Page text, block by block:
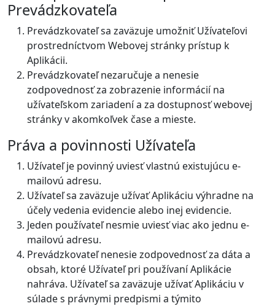
Prevádzkovateľa
Prevádzkovateľ sa zaväzuje umožniť Užívateľovi
prostredníctvom Webovej stránky prístup k
Aplikácii.
Prevádzkovateľ nezaručuje a nenesie
zodpovednosť za zobrazenie informácií na
užívateľskom zariadení a za dostupnosť webovej
stránky v akomkoľvek čase a mieste.
Práva a povinnosti Užívateľa
Užívateľ je povinný uviesť vlastnú existujúcu e-
mailovú adresu.
Užívateľ sa zaväzuje užívať Aplikáciu výhradne na
účely vedenia evidencie alebo inej evidencie.
Jeden používateľ nesmie uviesť viac ako jednu e-
mailovú adresu.
Prevádzkovateľ nenesie zodpovednosť za dáta a
obsah, ktoré Užívateľ pri používaní Aplikácie
nahráva. Užívateľ sa zaväzuje užívať Aplikáciu v
súlade s právnymi predpismi a týmito